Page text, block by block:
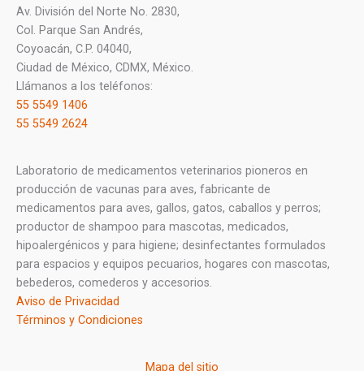
Av. División del Norte No. 2830,
Col. Parque San Andrés,
Coyoacán, C.P. 04040,
Ciudad de México, CDMX, México.
Llámanos a los teléfonos:
55 5549 1406
55 5549 2624
Laboratorio de medicamentos veterinarios pioneros en
producción de vacunas para aves, fabricante de
medicamentos para aves, gallos, gatos, caballos y perros;
productor de shampoo para mascotas, medicados,
hipoalergénicos y para higiene; desinfectantes formulados
para espacios y equipos pecuarios, hogares con mascotas,
bebederos, comederos y accesorios.
Aviso de Privacidad
Términos y Condiciones
Mapa del sitio